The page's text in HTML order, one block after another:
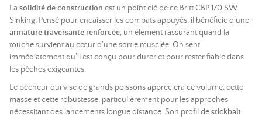
La solidité de construction est un point clé de ce Britt CBP 170 SW
Sinking. Pensé pour encaisser les combats appuyés, il bénéficie d’une
armature traversante renforcée, un élément rassurant quand la
touche survient au cœur d’une sortie musclée. On sent
immédiatement qu’il est conçu pour durer et pour rester fiable dans
les pêches exigeantes.
Le pêcheur qui vise de grands poissons appréciera ce volume, cette
masse et cette robustesse, particulièrement pour les approches
nécessitant des lancements longue distance. Son profil destickbait